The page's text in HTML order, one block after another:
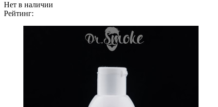
Нет в наличии
Рейтинг: